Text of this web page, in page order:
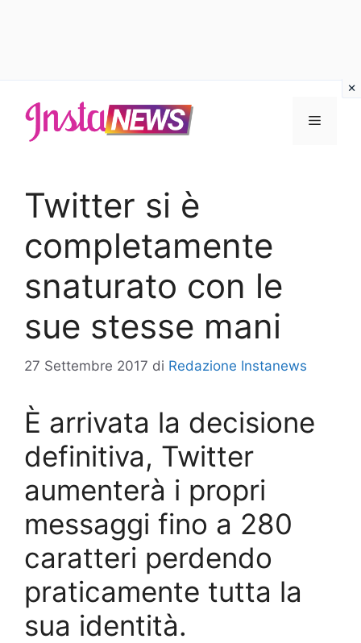
contenuto
Menu
Twitter si è
completamente
snaturato con le
sue stesse mani
27 Settembre 2017 di Redazione Instanews
È arrivata la decisione
definitiva, Twitter
aumenterà i propri
messaggi fino a 280
caratteri perdendo
praticamente tutta la
sua identità.